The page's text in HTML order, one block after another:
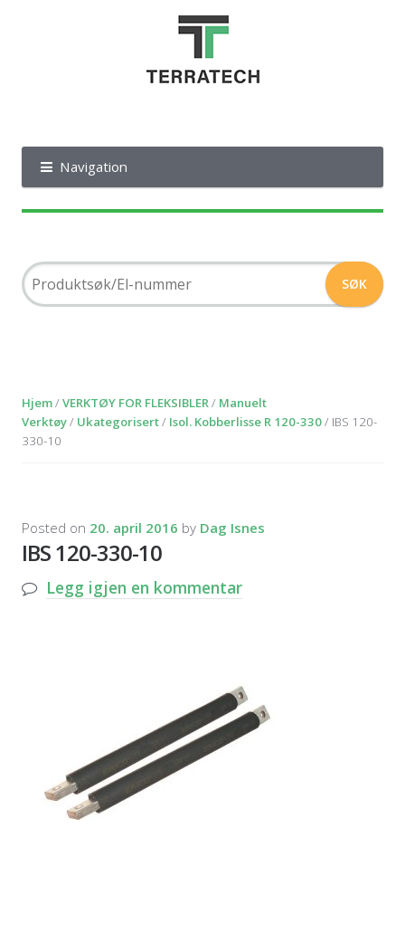
Navigation
Hjem/VERKTØY FOR FLEKSIBLER/ Manuelt
Verktøy/ Ukategorisert/ Isol. Kobberlisse R 120-330/ IBS 120-
330-10
Posted on 20. april 2016 by Dag Isnes
IBS 120-330-10
Legg igjen en kommentar